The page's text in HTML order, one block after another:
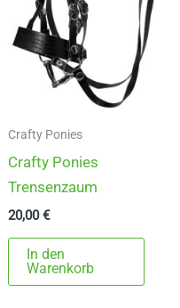
Crafty Ponies
Crafty Ponies
Trensenzaum
20,00€
In den
Warenkorb